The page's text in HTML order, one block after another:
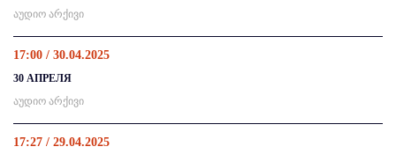
აუდიო არქივი
17:00 / 30.04.2025
30 АПРЕЛЯ
აუდიო არქივი
17:27 / 29.04.2025